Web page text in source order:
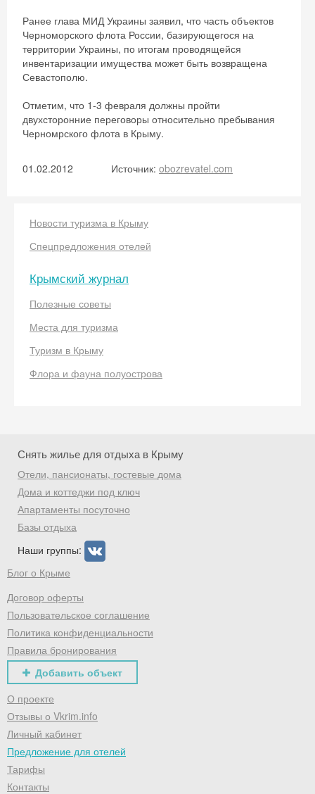
Ранее глава МИД Украины заявил, что часть объектов
Черноморского флота России, базирующегося на
территории Украины, по итогам проводящейся
инвентаризации имущества может быть возвращена
Севастополю.
Отметим, что 1-3 февраля должны пройти
двухсторонние переговоры относительно пребывания
Черномрского флота в Крыму.
01.02.2012 Источник: obozrevatel.com
Новости туризма в Крыму
Спецпредложения отелей
Крымский журнал
Полезные советы
Места для туризма
Туризм в Крыму
Флора и фауна полуострова
Снять жилье для отдыха в Крыму
Отели, пансионаты, гостевые дома
Дома и коттеджи под ключ
Апартаменты посуточно
Базы отдыха
Наши группы:
Блог о Крыме
Договор оферты
Пользовательское соглашение
Политика конфиденциальности
Правила бронирования
Добавить объект
О проекте
Отзывы о Vkrim.info
Личный кабинет
Предложение для отелей
Тарифы
Контакты
Скидка −5%
промокод на первое бронирование!
Получить промокод